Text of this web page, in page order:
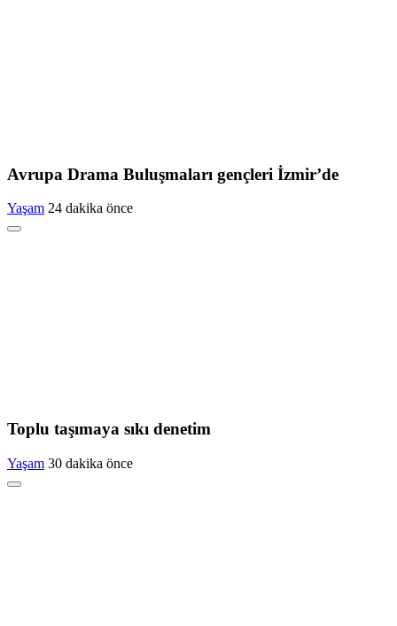
Avrupa Drama Buluşmaları gençleri İzmir’de
Yaşam 24 dakika önce
Toplu taşımaya sıkı denetim
Yaşam 30 dakika önce